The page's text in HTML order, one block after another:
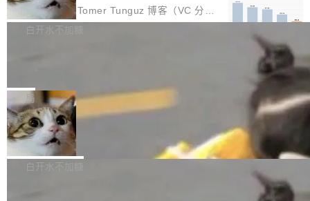
Z Flip8三款折叠屏新机均在7月22日发布，且全
部搭载骁龙8 Elite Gen5 for Galaxy，它们本该
眼的位置：「Software is made between com
mits」——软件是在 commit 之间写出来的。git
是把这段空隙补上。 回退到任何一次编辑：Delt
aDB 捕获 commit 之间的每一次操作，...
根据风险投资人Tomer Tunguz 博客（VC 分
析）披露的最新分析与第二季度业绩报告，Spac
微软同期总资本开支的四成。 与亚马逊、Alpha
bet、微软以及 Meta 等传统科技巨头相比，Spa
ceXAI的资金消耗速度尤为引人瞩目。然而，支
撑庞大支出的资金来源却呈现出截然不同的面
貌。数据显示，微软和 Meta 主要依托充沛的经
白开水不加糖
一个在终端里运行的编程 agent；Muse Spark
1.2，驱动这个 agent 的新模型。一句话概括：
你可以用 curl -fsSL https://dev.meta.ai/install.
sh | bash 安装一个能在大项目里自动规划、写
代码、验证结果的 AI 终端工具。 据介绍，Muse
局
美团开源 LoHoSearch，用知识图谱校
准 AI 能力认知
机器出题的前提，是让机器拥有全局视野。整个
构建流程可以分为四个环节：建图 → 控制难度
白开水不加糖